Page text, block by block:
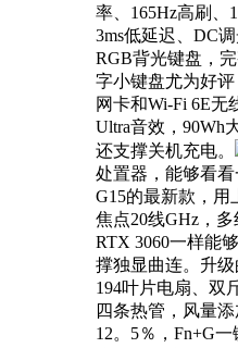
率、165Hz高刷、
3ms低延迟、DC
RGB背光键盘，
字小键盘尤为好
网卡和Wi-Fi 6E无
Ultra音效，90Wh
还支撑关机充电。
处置器，能够看
G15的最新款，用
焦点20线GHz，多
RTX 3060一样能
撑独显曲连。升
194叶片电扇、双
四条热管，风量
12。5％，Fn+G